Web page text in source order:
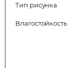
Тип рисунка
Влагостойкость